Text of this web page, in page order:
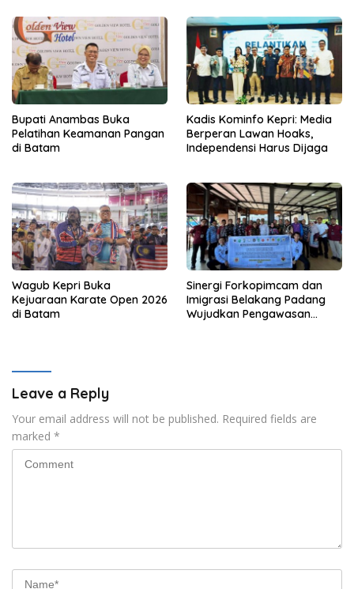
Bupati Anambas Buka
Pelatihan Keamanan Pangan
di Batam
Kadis Kominfo Kepri: Media
Berperan Lawan Hoaks,
Independensi Harus Dijaga
Wagub Kepri Buka
Kejuaraan Karate Open 2026
di Batam
Sinergi Forkopimcam dan
Imigrasi Belakang Padang
Wujudkan Pengawasan
Leave a Reply
Your email address will not be published. Required fields are
marked *